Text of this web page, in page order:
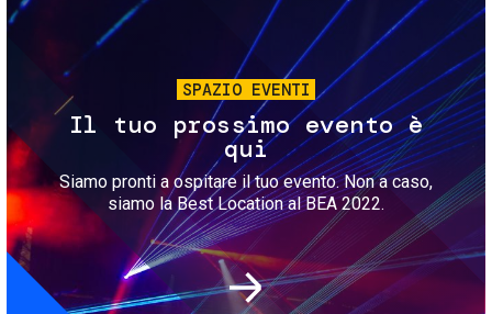
SPAZIO EVENTI
Il tuo prossimo evento è
qui
Siamo pronti a ospitare il tuo evento. Non a caso,
siamo la Best Location al BEA 2022.